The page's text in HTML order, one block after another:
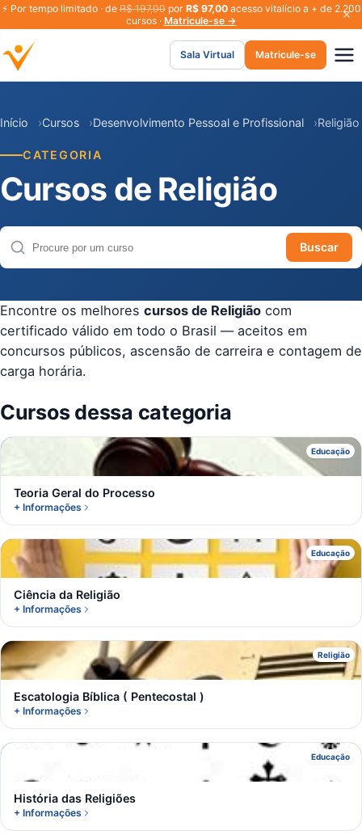
⚡ Por tempo limitado · deR$ 197,00por R$ 97,00acesso vitalício a + de 2.200
cursos · Matricule-se →
Sala Virtual Matricule-se
Início Cursos Desenvolvimento Pessoal e Profissional Religião
CATEGORIA
Cursos de Religião
Buscar cursos
Buscar
Encontre os melhores cursos de Religião com
certificado válido em todo o Brasil — aceitos em
concursos públicos, ascensão de carreira e contagem de
carga horária.
Cursos dessa categoria
Educação
T
Teoria Geral do Processo
+ Informações
Educação
C
Ciência da Religião
+ Informações
Religião
E
Escatologia Bíblica ( Pentecostal )
+ Informações
Educação
História das Religiões
+ Informações